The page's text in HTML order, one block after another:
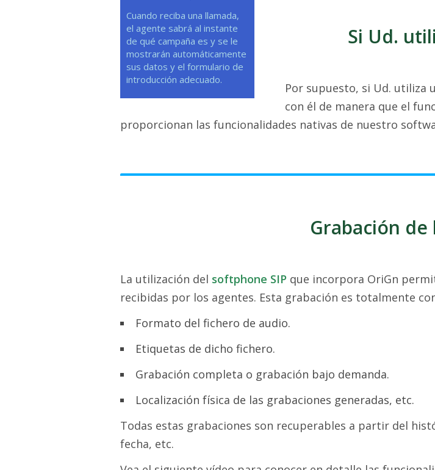
Cuando reciba una llamada,
el agente sabrá al instante
de qué campaña es y se le
mostrarán automáticamente
sus datos y el formulario de
introducción adecuado.
Si Ud.
Por supuesto, si Ud. utiliza
con él de manera que el
proporcionan las funcionalidades nativas de nuestro
Grabación de
La utilización del softphone SIP que incorpora OriGn
recibidas por los agentes. Esta grabación es totalmente
Formato del fichero de audio.
Etiquetas de dicho fichero.
Grabación completa o grabación bajo demanda.
Localización física de las grabaciones generadas, etc.
Todas estas grabaciones son recuperables a partir del
fecha, etc.